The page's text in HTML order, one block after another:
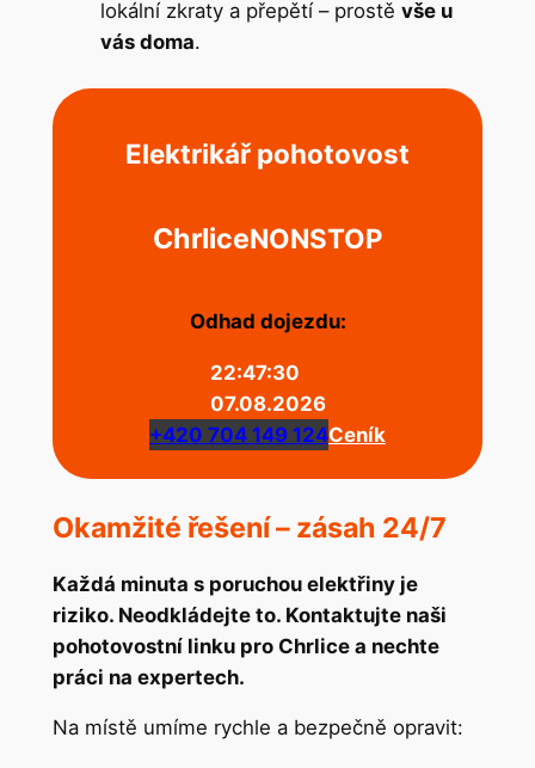
lokální zkraty a přepětí – prostě vše u
vás doma.
Elektrikář pohotovost
ChrliceNONSTOP
Odhad dojezdu:
22:47:30
07.08.2026
+420 704 149 124Ceník
Okamžité řešení – zásah 24/7
Každá minuta s poruchou elektřiny je
riziko. Neodkládejte to. Kontaktujte naši
pohotovostní linku pro Chrlice a nechte
práci na expertech.
Na místě umíme rychle a bezpečně opravit: